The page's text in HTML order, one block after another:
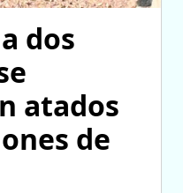
dos
atados
de